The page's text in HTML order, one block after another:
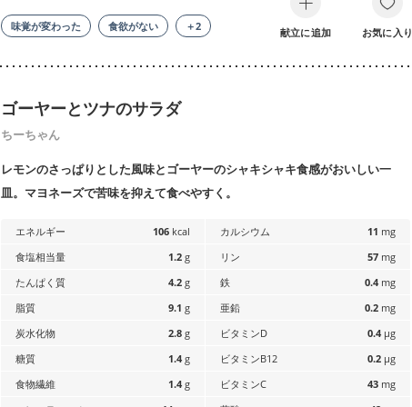
味覚が変わった 食欲がない ＋2 献立に追加 お気に入り
ゴーヤーとツナのサラダ
ちーちゃん
レモンのさっぱりとした風味とゴーヤーのシャキシャキ食感がおいしい一
皿。マヨネーズで苦味を抑えて食べやすく。
エネルギー 106 kcal
食塩相当量
1.2 g
たんぱく質
4.2 g
脂質
9.1 g
炭水化物
2.8 g
糖質
1.4 g
食物繊維
1.4 g
カルシウム 11 mg
リン
57 mg
鉄
0.4 mg
亜鉛
0.2 mg
ビタミンD
0.4 µg
ビタミンB12
0.2 µg
ビタミンC
43 mg